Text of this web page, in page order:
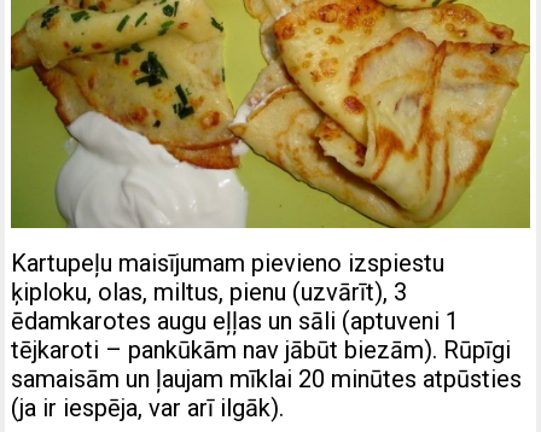
Kartupeļu maisījumam pievieno izspiestu
ķiploku, olas, miltus, pienu (uzvārīt), 3
ēdamkarotes augu eļļas un sāli (aptuveni 1
tējkaroti – pankūkām nav jābūt biezām). Rūpīgi
samaisām un ļaujam mīklai 20 minūtes atpūsties
(ja ir iespēja, var arī ilgāk).